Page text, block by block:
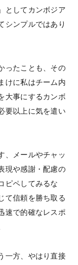
としてカンボジア
シンプルではあり
ったことも、その
けに私はチーム内
大事にするカンボ
要以上に気を遣い
、メールやチャッ
現や感謝・配慮の
ピペしてみるな
て信頼を勝ち取る
速で的確なレスポ
一方、やはり直接